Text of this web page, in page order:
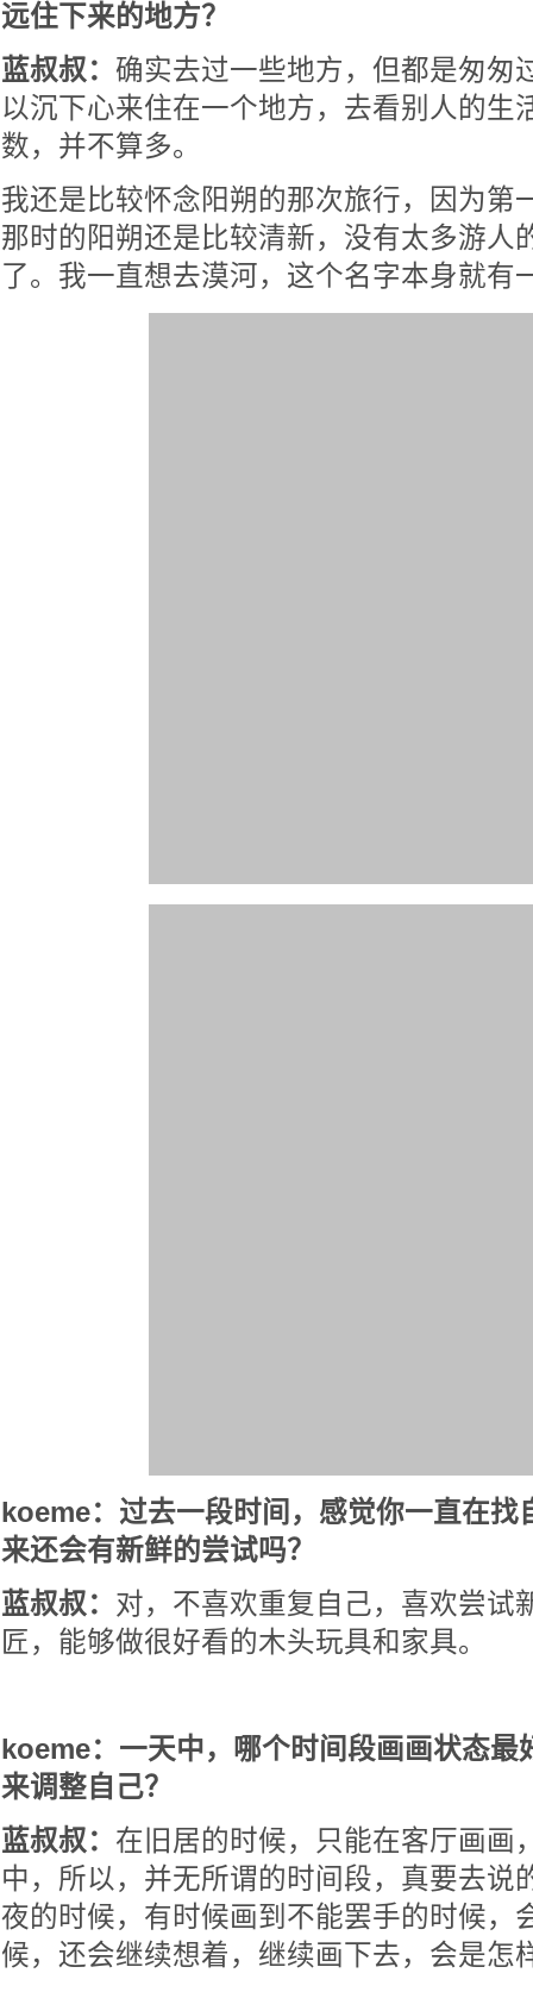
远住下来的地方？
蓝叔叔： 确实去过一些地方，但都是匆匆
以沉下心来住在一个地方，去看别人的生
数，并不算多。
我还是比较怀念阳朔的那次旅行，因为第
那时的阳朔还是比较清新，没有太多游人
了。我一直想去漠河，这个名字本身就有
koeme：过去一段时间，感觉你一直在找
来还会有新鲜的尝试吗？
蓝叔叔： 对，不喜欢重复自己，喜欢尝试
匠，能够做很好看的木头玩具和家具。
koeme：一天中，哪个时间段画画状态最
来调整自己？
蓝叔叔： 在旧居的时候，只能在客厅画画
中，所以，并无所谓的时间段，真要去说
夜的时候，有时候画到不能罢手的时候，
候，还会继续想着，继续画下去，会是怎